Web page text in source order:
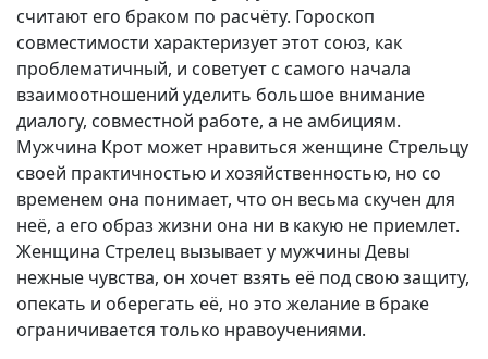
считают его браком по расчёту. Гороскоп
совместимости характеризует этот союз, как
проблематичный, и советует с самого начала
взаимоотношений уделить большое внимание
диалогу, совместной работе, а не амбициям.
Мужчина Крот может нравиться женщине Стрельцу
своей практичностью и хозяйственностью, но со
временем она понимает, что он весьма скучен для
неё, а его образ жизни она ни в какую не приемлет.
Женщина Стрелец вызывает у мужчины Девы
нежные чувства, он хочет взять её под свою защиту,
опекать и оберегать её, но это желание в браке
ограничивается только нравоучениями.